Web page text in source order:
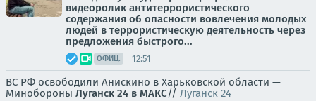
видеоролик антитеррористического
содержания об опасности вовлечения молодых
людей в террористическую деятельность через
предложения быстрого...
ОФИЦ. 12:51
ВС РФ освободили Анискино в Харьковской области —
Минобороны Луганск 24 в МАКС// Луганск 24